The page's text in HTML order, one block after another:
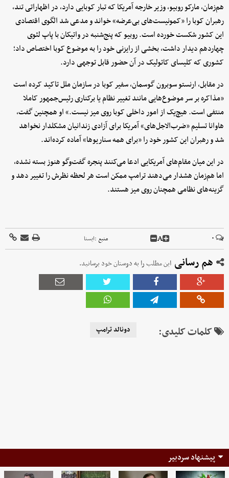
هم‌زمان، مارکو روبیو، وزیر خارجه آمریکا که تبار کوبایی دارد، در اظهاراتی تند،
رهبران کوبا را «کمونیست‌های بی‌عرضه» خواند و مدعی شد الگوی اقتصادی
این کشور شکست خورده است. روبیو که پنج‌شنبه در واتیکان با پاپ لئوی
چهاردهم دیدار داشت، بخشی از رایزنی خود را به موضوع کوبا اختصاص داد؛
کشوری که کلیسای کاتولیک در آن حضور قابل توجهی دارد.
در مقابل، ارنستو سوبرون گوسمان، سفیر کوبا در سازمان ملل تاکید کرده است
«مذاکره بر سر موضوع‌هایی مانند تغییر نظام یا برکناری رئیس‌جمهور کاملا
منتفی است. هیچ‌یک از امور داخلی کوبا روی میز نیست.» او همچنین گفت،
هاوانا تسلیم «ضرب‌الاجل‌های» آمریکا برای آزادی زندانیان مشکلدار نخواهد
شد و رهبران این کشور خود را «برای همه سناریوها» آماده کرده‌اند.
در این میان مقام‌های آمریکایی ادعا می‌کنند پنجره گفت‌و‌گو هنوز بسته نشده،
اما هم‌زمان هشدار می‌دهند ترامپ ممکن است هر لحظه نظرش را تغییر دهد و
گزینه‌های نظامی همچنان روی میز هستند.
۰ A منبع :ايسنا
هم رسانی این مطلب را به دوستان خود برسانید.
کلمات کلیدی: دونالد ترامپ
پیشنهاد سردبیر